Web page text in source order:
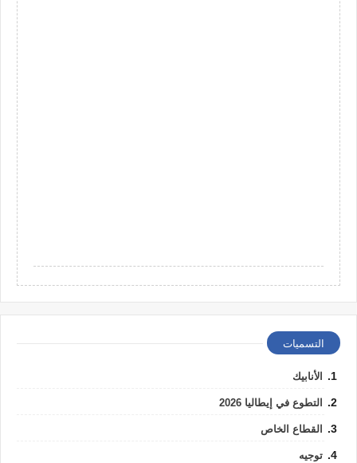
التسميات
الأنابيك
التطوع في إيطاليا 2026
القطاع الخاص
توجيه